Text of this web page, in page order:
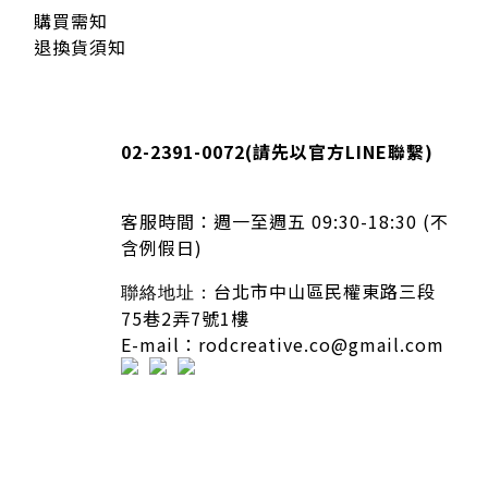
購買需知
退換貨須知
02-2391-0072(請先以官方LINE聯繫)
客服時間： 週一至週五 09:30-18:30 (不
含例假日)
聯絡地址： 台北市中山區民權東路三段
75巷2弄7號1樓
E-mail：rodcreative.co@gmail.com